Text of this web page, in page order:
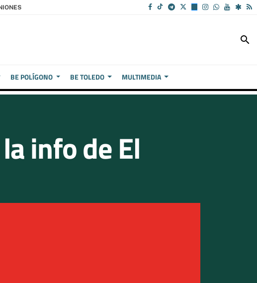
search
BE POLÍGONO BE TOLEDO MULTIMEDIA
info de El